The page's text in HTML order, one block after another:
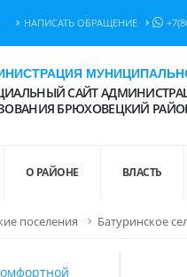
НАПИСАТЬ ОБРАЩЕНИЕ
САЙТ
БРЮХОВЕЦКИЙ
О РАЙОНЕ ВЛАСТЬ
поселения Батуринское